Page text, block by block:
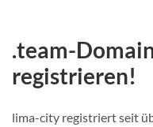
.team-
registrieren!
lima-city registriert seit